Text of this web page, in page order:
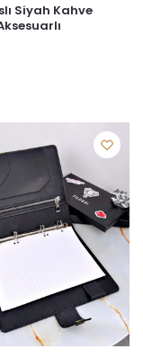
Siyah Kahve